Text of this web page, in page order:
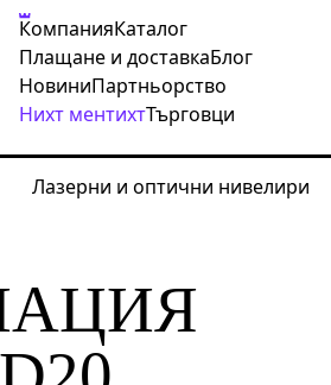
КомпанияКаталог
Плащане и доставкаБлог
НовиниПартньорство
Нихт ментихтТърговци
Лазерни и оптични нивелири